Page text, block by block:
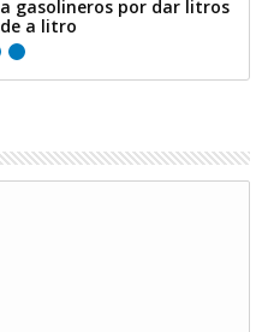
a gasolineros por dar litros
de a litro